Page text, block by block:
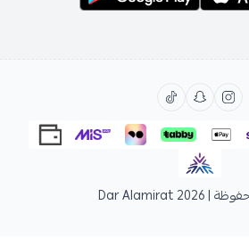
| 2026
Dar Alamirat